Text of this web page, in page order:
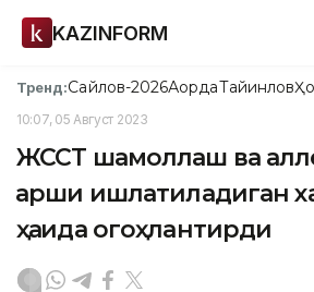
KAZINFORM
Тренд:Сайлов-2026АқордаТайинлов
10:07, 05 Август 2023
ЖССТ шамоллаш ва
қарши ишлатиладиган
ҳақида огоҳлантирди